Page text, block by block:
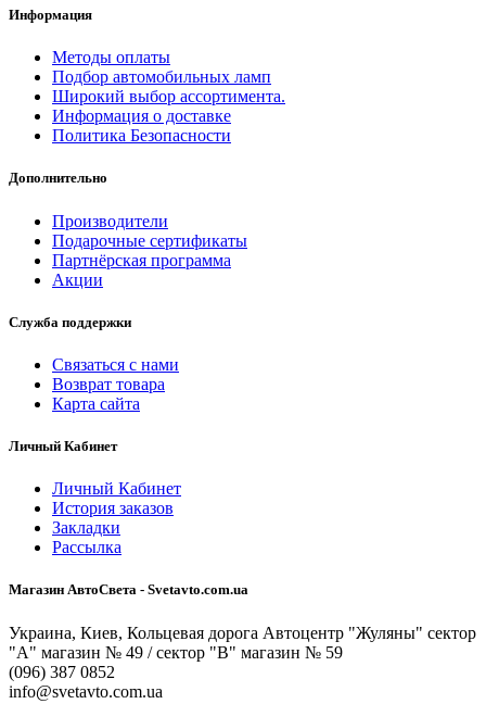
Информация
Методы оплаты
Подбор автомобильных ламп
Широкий выбор ассортимента.
Информация о доставке
Политика Безопасности
Дополнительно
Производители
Подарочные сертификаты
Партнёрская программа
Акции
Служба поддержки
Связаться с нами
Возврат товара
Карта сайта
Личный Кабинет
Личный Кабинет
История заказов
Закладки
Рассылка
Магазин АвтоСвета - Svetavto.com.ua
Украина, Киев, Кольцевая дорога Автоцентр "Жуляны" сектор
"А" магазин № 49 / сектор "В" магазин № 59
(096) 387 0852
info@svetavto.com.ua